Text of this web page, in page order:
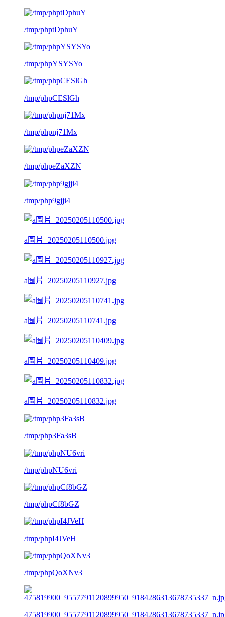
/tmp/phptDphuY
/tmp/phpYSYSYo
/tmp/phpCESlGh
/tmp/phpnj71Mx
/tmp/phpeZaXZN
/tmp/php9gjji4
a圖片_20250205110500.jpg
a圖片_20250205110927.jpg
a圖片_20250205110741.jpg
a圖片_20250205110409.jpg
a圖片_20250205110832.jpg
/tmp/php3Fa3sB
/tmp/phpNU6vri
/tmp/phpCf8bGZ
/tmp/phpI4JVeH
/tmp/phpQoXNv3